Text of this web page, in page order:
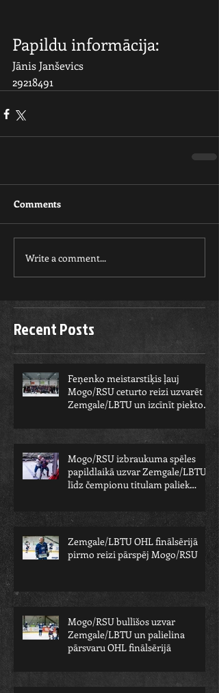
Papildu informācija:
Jānis Janševics
29218491
Comments
Write a comment...
Recent Posts
Feņenko meistarstiķis ļauj
Mogo/RSU ceturto reizi uzvarēt
Zemgale/LBTU un izcīnīt piekto
Mogo/RSU izbraukuma spēles
papildlaikā uzvar Zemgale/LBTU -
līdz čempionu titulam paliek
Zemgale/LBTU OHL finālsērijā
pirmo reizi pārspēj Mogo/RSU
Mogo/RSU bullīšos uzvar
Zemgale/LBTU un palielina
pārsvaru OHL finālsērijā